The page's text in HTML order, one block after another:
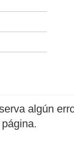
algún